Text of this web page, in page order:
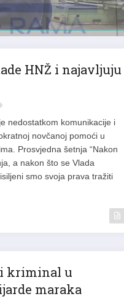
HNŽ i najavljuju
nedostatkom komunikacije i
novčanoj pomoći u
Prosvjedna šetnja “Nakon
a nakon što se Vlada
smo svoja prava tražiti
kriminal u
maraka